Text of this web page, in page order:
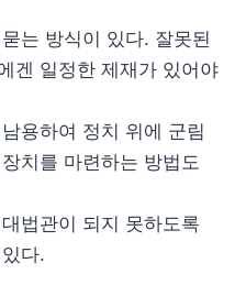
는 방식이 있다. 잘못된
겐 일정한 제재가 있어야
용하여 정치 위에 군림
치를 마련하는 방법도
법관이 되지 못하도록
다.